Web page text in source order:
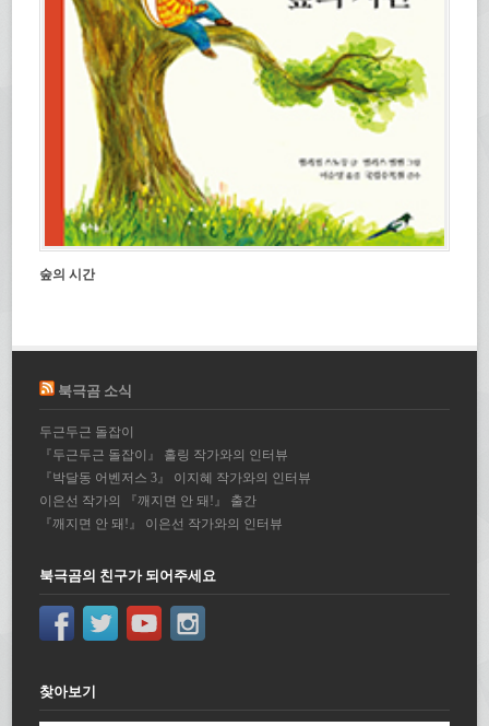
숲의 시간
북극곰 소식
두근두근 돌잡이
『두근두근 돌잡이』 홀링 작가와의 인터뷰
『박달동 어벤저스 3』 이지혜 작가와의 인터뷰
이은선 작가의 『깨지면 안 돼!』 출간
『깨지면 안 돼!』 이은선 작가와의 인터뷰
북극곰의 친구가 되어주세요
찾아보기